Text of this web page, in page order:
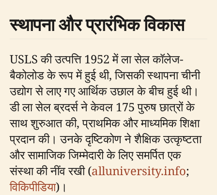
स्थापना और प्रारंभिक विकास
USLS की उत्पत्ति 1952 में ला सेल कॉलेज-
बैकोलोड के रूप में हुई थी, जिसकी स्थापना चीनी
उद्योग से लाए गए आर्थिक उछाल के बीच हुई थी।
डी ला सेल ब्रदर्स ने केवल 175 पुरुष छात्रों के
साथ शुरुआत की, प्राथमिक और माध्यमिक शिक्षा
प्रदान की। उनके दृष्टिकोण ने शैक्षिक उत्कृष्टता
और सामाजिक जिम्मेदारी के लिए समर्पित एक
संस्था की नींव रखी (alluniversity.info;
विकिपीडिया)।